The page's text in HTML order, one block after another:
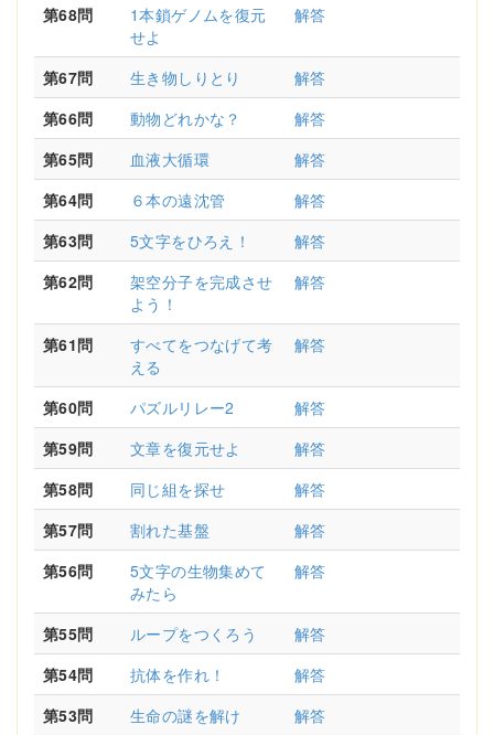
第68問
1本鎖ゲノムを復元
せよ
解答
第67問 生き物しりとり
解答
第66問
動物どれかな？
解答
第65問
血液大循環
解答
第64問
６本の遠沈管
解答
第63問
5文字をひろえ！
解答
第62問
架空分子を完成させ
よう！
解答
第61問
すべてをつなげて考
える
解答
第60問 パズルリレー2
解答
第59問
文章を復元せよ
解答
第58問
同じ組を探せ
解答
第57問
割れた基盤
解答
第56問
5文字の生物集めて
みたら
解答
第55問 ループをつくろう
解答
第54問
抗体を作れ！
解答
第53問
生命の謎を解け
解答